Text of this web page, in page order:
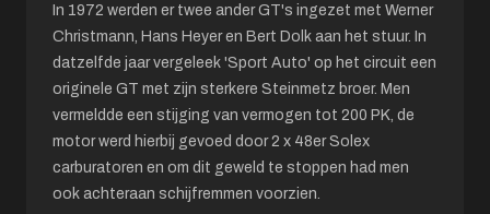
In 1972 werden er twee ander GT's ingezet met Werner
Christmann, Hans Heyer en Bert Dolk aan het stuur. In
datzelfde jaar vergeleek 'Sport Auto' op het circuit een
originele GT met zijn sterkere Steinmetz broer. Men
vermeldde een stijging van vermogen tot 200 PK, de
motor werd hierbij gevoed door 2 x 48er Solex
carburatoren en om dit geweld te stoppen had men
ook achteraan schijfremmen voorzien.